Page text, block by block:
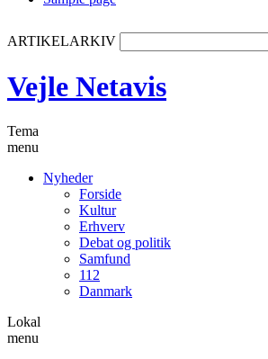
ARTIKELARKIV
Vejle Netavis
Tema
menu
Nyheder
Forside
Kultur
Erhverv
Debat og politik
Samfund
112
Danmark
Lokal
menu